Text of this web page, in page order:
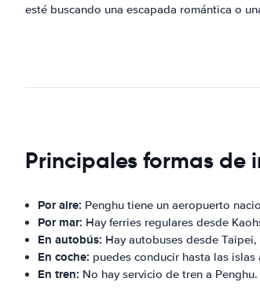
esté buscando una escapada romántica o
Principales formas de
Por aire: Penghu tiene un aeropuerto
Por mar: Hay ferries regulares desde
En autobús: Hay autobuses desde
En coche: puedes conducir hasta las
En tren: No hay servicio de tren a Penghu.